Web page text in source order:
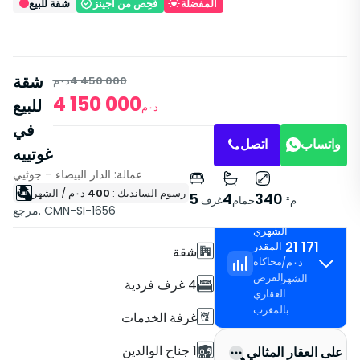
شقة للبيع فُحِص من أجينز المفضلة
شقة
للبيع
في
غوتييه
د٠م4 450 000
4 150 000 د٠م
عمالة: الدار البيضاء – جوثيي
رسوم السانديك : 400 د٠م / الشهر
مرجع. CMN-SI-1656
5 غرف4حمام340 م²
اتصل واتساب
خصائص
شقة
4 غرف فردية
غرفة الخدمات
1 جناح الوالدين
الشهري
المقدر
محاكاة
القرض
العقاري
بالمغرب
21 171
د٠م
/
الشهر
على العقار المثالي